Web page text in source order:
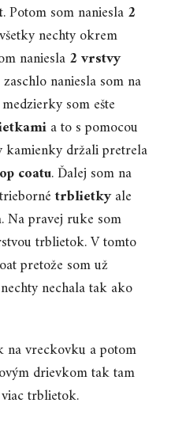
. Potom som naniesla2
nechty okrem
naniesla2 vrstvy
naniesla som na
som ešte
a to s pomocou
kamienky držali pretrela
coatu. Ďalej som na
trblietkyale
Na pravej ruke som
trblietok. V tomto
pretože som už
nechala tak ako
na vreckovku a potom
drievkom tak tam
trblietok.